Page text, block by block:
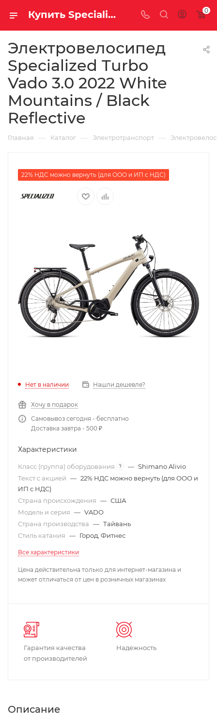
Купить Specialized Turbo Vado 3.0 2022 White Mountains / Black Reflective за рублей, а со скидкой 437 000 руб. 0
Электровелосипед
Specialized Turbo
Vado 3.0 2022 White
Mountains / Black
Reflective
Главная — Каталог — Электротранспорт —
22% НДС можно вернуть (для ООО и ИП с НДС)
Нет в наличии Нашли дешевле?
Хочу в подарок
Самовывоз сегодня - бесплатно
Доставка завтра - 500 ₽
Характеристики
Класс (группа) оборудования ? — Shimano Alivio
Текст с акцией — 22% НДС можно вернуть (для ООО и
ИП с НДС)
Страна происхождения — США
Модель и серия — VADO
Страна производства — Тайвань
Стиль катания — Город, Фитнес
Все характеристики
Цена действительна только для интернет-магазина и
может отличаться от цен в розничных магазинах
Гарантия качества
от производителей
Надежность
Описание